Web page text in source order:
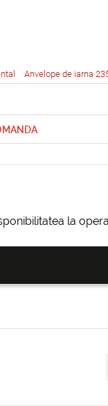
Anvelope de iarna
la